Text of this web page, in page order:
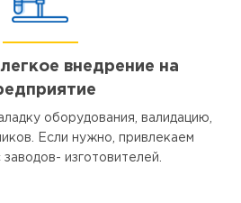
внедрение на
оборудования, валидацию,
Если нужно, привлекаем
изготовителей.